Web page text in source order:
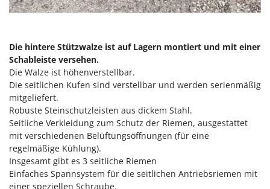
P
Pflüge für Traktor
Planierschilder für Traktoren
Plasmaschneider
Poolroboter
Pools
Poolstaubsauger
R
Rasenmäher
Forest Master
G
G3 Ferrari
Gardena
Garofalo
GeoTech
GeoTech Pro
Gierre
Ginko - MGM
Die hintere Stützwalze ist auf Lagern montiert und mit einer
Schableiste versehen.
Die Walze ist höhenverstellbar.
Die seitlichen Kufen sind verstellbar und werden serienmäßig
mitgeliefert.
Robuste Steinschutzleisten aus dickem Stahl.
Seitliche Verkleidung zum Schutz der Riemen, ausgestattet
mit verschiedenen Belüftungsöffnungen (für eine
regelmäßige Kühlung).
Insgesamt gibt es 3 seitliche Riemen
Einfaches Spannsystem für die seitlichen Antriebsriemen mit
einer speziellen Schraube.